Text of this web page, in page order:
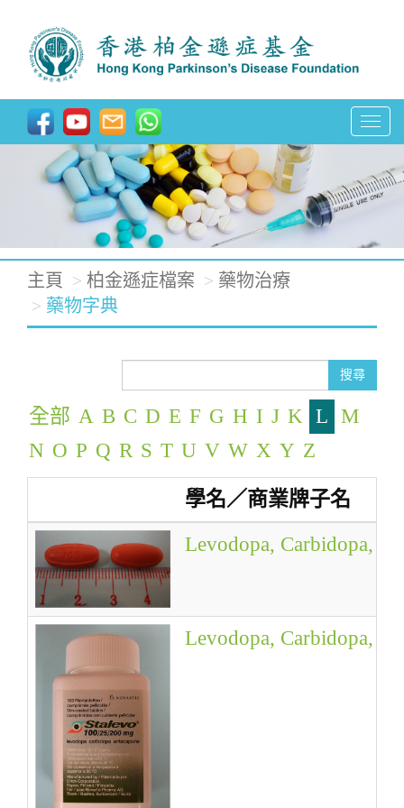
T
g
l
a
v
i
t
n
主頁 柏金遜症檔案
藥物治療
藥物字典
搜尋
全部 A B C D E F G H I J K L M
N O P Q R S T U V W X Y Z
學名／商業牌子名
Levodopa, Carbidopa,
Levodopa, Carbidopa,